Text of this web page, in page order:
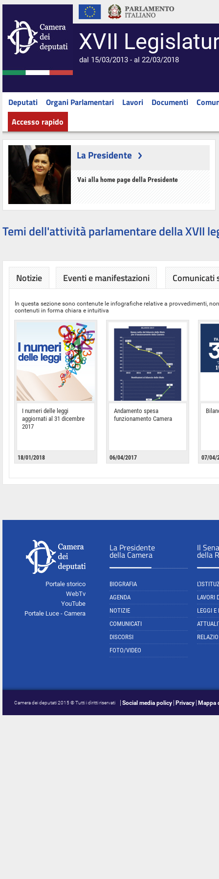
XVII
dal 15/03/2013 - al 22/03/2018
Deputati Organi Parlamentari Lavori Documenti
Accesso rapido
La Presidente
Vai alla home page della Presidente
Temi dell'attività parlamentare della XVII
Notizie Eventi e manifestazioni Comunicati
In questa sezione sono contenute le infografiche relative a provvedimenti,
contenuti in forma chiara e intuitiva
I numeri delle leggi
aggiornati al 31 dicembre
2017
18/01/2018
Andamento spesa
funzionamento Camera
06/04/2017 07/04/
Portale storico
WebTv
YouTube
Portale Luce - Camera
La Presidente
della Camera
BIOGRAFIA
AGENDA
NOTIZIE
COMUNICATI
DISCORSI
FOTO/VIDEO
Il
della
LAVORI
LEGGI E
Camera dei deputati 2015 © Tutti i diritti riservati Social media policy Privacy Mappa